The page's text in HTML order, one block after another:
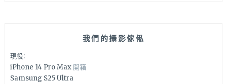
我們的攝影傢俬
現役:
iPhone 14 Pro Max 開箱
Samsung S25 Ultra